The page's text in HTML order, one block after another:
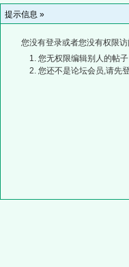
提示信息 »
您没有登录或者您没有权限
您无权限编辑别人的帖子
您还不是论坛会员,请先